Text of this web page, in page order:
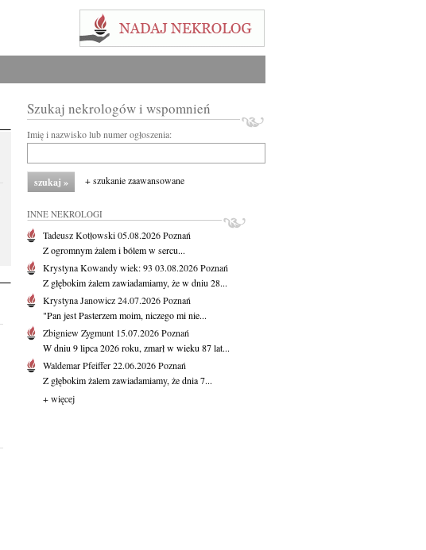
Szukaj nekrologów i wspomnień
Imię i nazwisko lub numer ogłoszenia:
+ szukanie zaawansowane
INNE NEKROLOGI
Tadeusz Kotłowski05.08.2026Poznań
Z ogromnym żalem i bólem w sercu...
Krystyna Kowandywiek: 93 03.08.2026Poznań
Z głębokim żalem zawiadamiamy, że w dniu 28...
Krystyna Janowicz24.07.2026Poznań
"Pan jest Pasterzem moim, niczego mi nie...
Zbigniew Zygmunt 15.07.2026Poznań
W dniu 9 lipca 2026 roku, zmarł w wieku 87 lat...
Waldemar Pfeiffer22.06.2026Poznań
Z głębokim żalem zawiadamiamy, że dnia 7...
+ więcej